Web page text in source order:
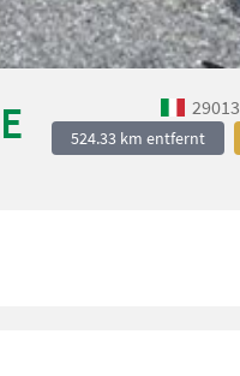
29013
524.33 km entfernt